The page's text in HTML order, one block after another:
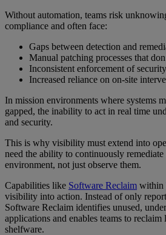
Without automation, teams risk
compliance and often face:
Gaps between detection and
Manual patching processes that
Inconsistent enforcement of
Increased reliance on on-site
In mission environments where systems
gapped, the inability to act in real time
and security.
This is why visibility must extend into
need the ability to continuously
environment, not just observe them.
Capabilities like Software Reclaim within
visibility into action. Instead of only
Software Reclaim identifies unused,
applications and enables teams to reclaim
shelfware.